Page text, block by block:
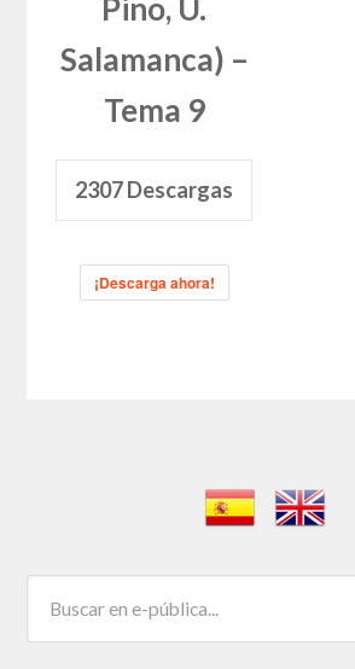
Pino, U.
Salamanca) –
Tema 9
2307Descargas
¡Descarga ahora!